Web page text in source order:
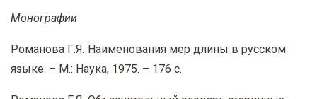
Монографии
Романова Г.Я. Наименования мер длины в русском
языке. – М.: Наука, 1975. – 176 с.